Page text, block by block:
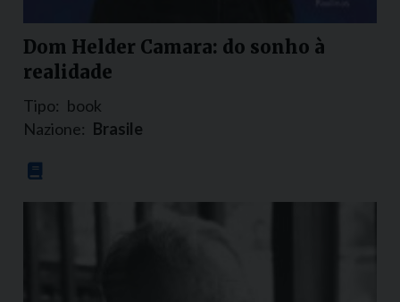
Dom Helder Camara: do sonho à
realidade
Tipo: book
Nazione: Brasile